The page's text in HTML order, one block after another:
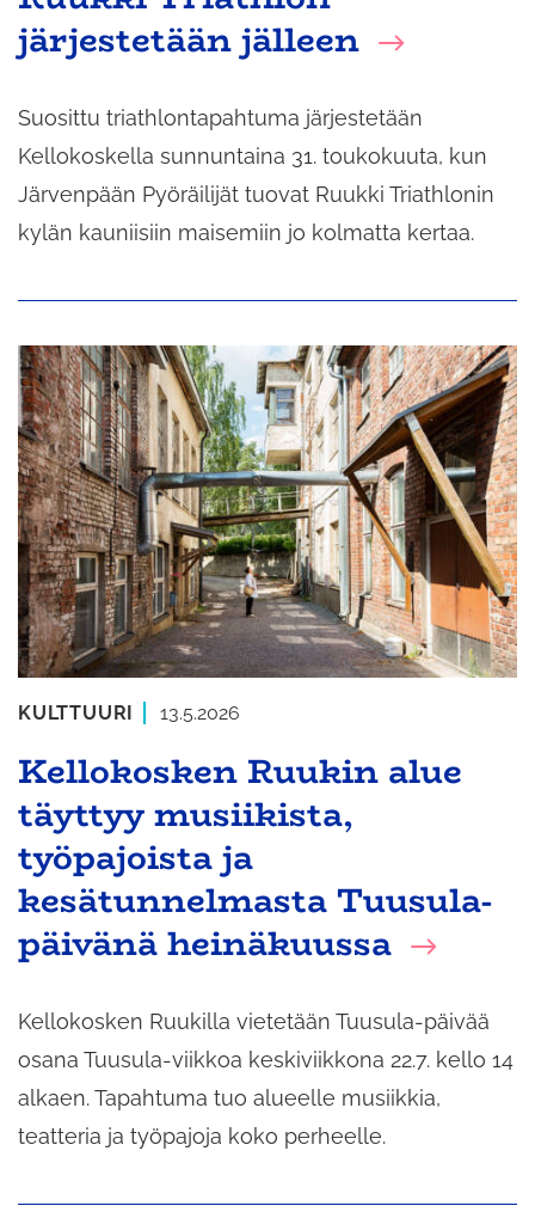
järjestetään jälleen
Suosittu triathlontapahtuma järjestetään
Kellokoskella sunnuntaina 31. toukokuuta, kun
Järvenpään Pyöräilijät tuovat Ruukki Triathlonin
kylän kauniisiin maisemiin jo kolmatta kertaa.
Kellokosken Ruukin alue
täyttyy musiikista,
työpajoista ja
kesätunnelmasta Tuusula-
päivänä heinäkuussa
KULTTUURI 13.5.2026
Kellokosken Ruukilla vietetään Tuusula-päivää
osana Tuusula-viikkoa keskiviikkona 22.7. kello 14
alkaen. Tapahtuma tuo alueelle musiikkia,
teatteria ja työpajoja koko perheelle.